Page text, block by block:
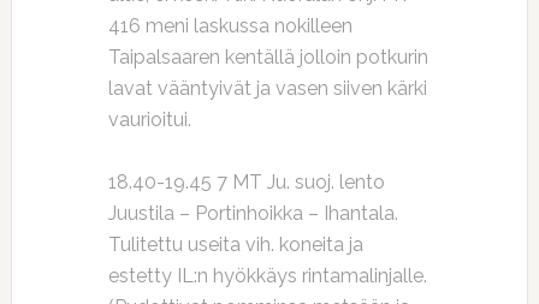
416 meni laskussa nokilleen
Taipalsaaren kentällä jolloin potkurin
lavat vääntyivät ja vasen siiven kärki
vaurioitui.
18.40-19.45 7 MT Ju. suoj. lento
Juustila – Portinhoikka – Ihantala.
Tulitettu useita vih. koneita ja
estetty IL:n hyökkäys rintamalinjalle.